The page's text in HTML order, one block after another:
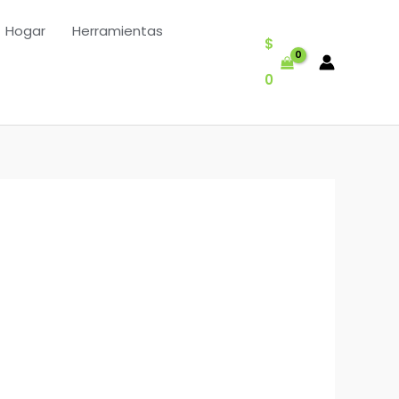
Hogar Herramientas
$
0